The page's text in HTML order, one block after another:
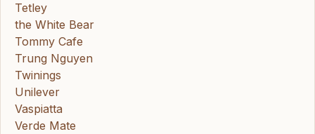
Tetley
the White Bear
Tommy Cafe
Trung Nguyen
Twinings
Unilever
Vaspiatta
Verde Mate